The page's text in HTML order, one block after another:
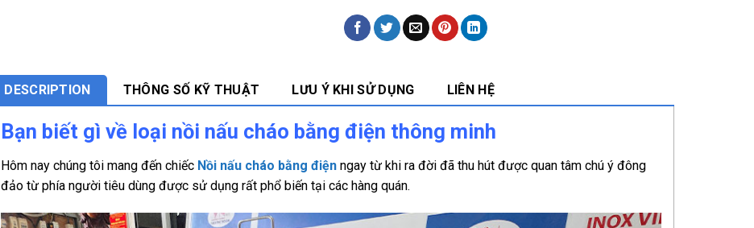
DESCRIPTION THÔNG SỐ KỸ THUẬT LƯU Ý KHI SỬ DỤNG LIÊN HỆ
Bạn biết gì về loại nồi nấu cháo bằng điện thông minh
Hôm nay chúng tôi mang đến chiếc Nồi nấu cháo bằng điện ngay từ khi ra đời đã thu hút được quan tâm chú ý đông
đảo từ phía người tiêu dùng được sử dụng rất phổ biến tại các hàng quán.